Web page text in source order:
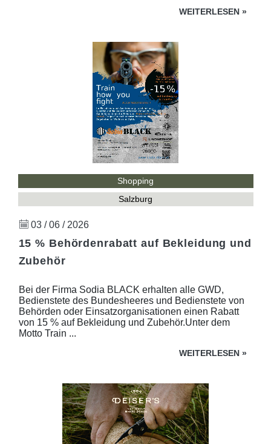
WEITERLESEN »
Shopping
Salzburg
03 / 06 / 2026
15 % Behördenrabatt auf Bekleidung und
Zubehör
Bei der Firma Sodia BLACK erhalten alle GWD,
Bedienstete des Bundesheeres und Bedienstete von
Behörden oder Einsatzorganisationen einen Rabatt
von 15 % auf Bekleidung und Zubehör.Unter dem
Motto Train ...
WEITERLESEN »